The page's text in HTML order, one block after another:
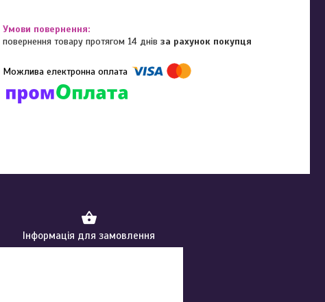
повернення товару протягом 14 днівза рахунок покупця
Інформація для замовлення